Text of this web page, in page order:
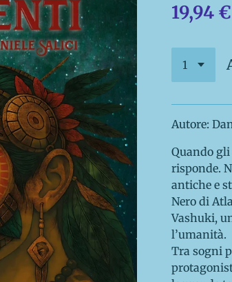
19,94 €
Autore:
Quando
risponde.
antiche e
Nero di
Vashuki,
l’umanità.
Tra sogni